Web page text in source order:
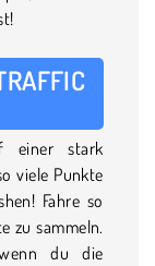
einer stark
viele Punkte
Fahre so
zu sammeln.
du die